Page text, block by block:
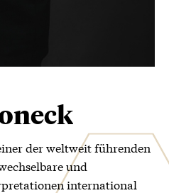
der weltweit führenden
und
international